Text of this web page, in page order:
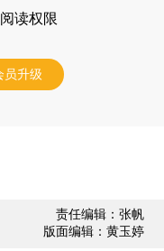
读权限
员升级
责任编辑：张帆
版面编辑：黄玉婷